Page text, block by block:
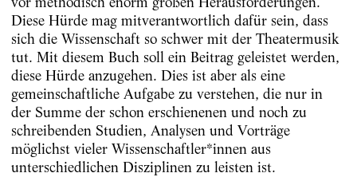
Diese Hürde mag mitverantwortlich dafür sein, dass
sich die Wissenschaft so schwer mit der Theatermusik
tut. Mit diesem Buch soll ein Beitrag geleistet werden,
diese Hürde anzugehen. Dies ist aber als eine
gemeinschaftliche Aufgabe zu verstehen, die nur in
der Summe der schon erschienenen und noch zu
schreibenden Studien, Analysen und Vorträge
möglichst vieler Wissenschaftler*innen aus
unterschiedlichen Disziplinen zu leisten ist.